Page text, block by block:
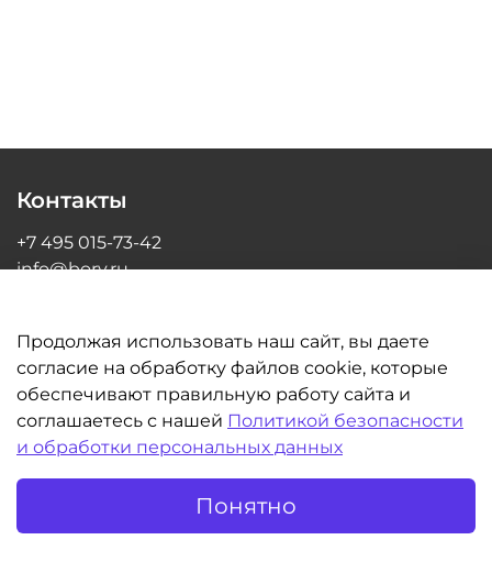
Информация
Клиентам
Контакты
+7 495 015-73-42
info@bory.ru
Продолжая использовать наш сайт, вы даете
согласие на обработку файлов cookie, которые
обеспечивают правильную работу сайта и
соглашаетесь с нашей Политикой безопасности
и обработки персональных данных
Понятно